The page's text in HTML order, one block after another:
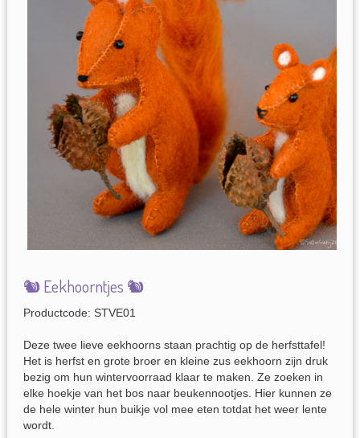
🐿 Eekhoorntjes 🐿
Productcode: STVE01
Deze twee lieve eekhoorns staan prachtig op de herfsttafel!
Het is herfst en grote broer en kleine zus eekhoorn zijn druk
bezig om hun wintervoorraad klaar te maken. Ze zoeken in
elke hoekje van het bos naar beukennootjes. Hier kunnen ze
de hele winter hun buikje vol mee eten totdat het weer lente
wordt.